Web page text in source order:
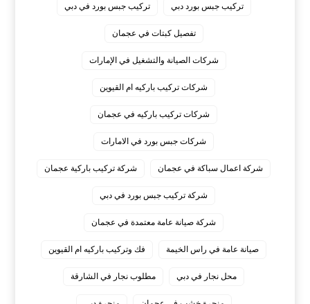
تركيب جبس بورد دبي تركيب جبس بورد في دبي
تفصيل كبتات في عجمان
شركات الصيانة والتشغيل في الإمارات
شركات تركيب باركيه ام القيوين
شركات تركيب باركيه في عجمان
شركات جبس بورد في الامارات
شركة اعمال سباكة في عجمان شركة تركيب باركية عجمان
شركة تركيب جبس بورد في دبي
شركة صيانة عامة معتمدة في عجمان
صيانة عامة في راس الخيمة فك وتركيب باركيه ام القيوين
محل نجار في دبي مطلوب نجار في الشارقة